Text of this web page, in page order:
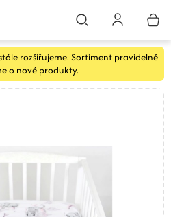
rozšiřujeme. Sortiment pravidelně
o nové produkty.